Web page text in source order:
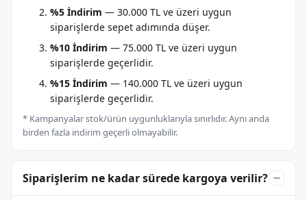
%5 İndirim — 30.000 TL ve üzeri uygun
siparişlerde sepet adımında düşer.
%10 İndirim — 75.000 TL ve üzeri uygun
siparişlerde geçerlidir.
%15 İndirim — 140.000 TL ve üzeri uygun
siparişlerde geçerlidir.
* Kampanyalar stok/ürün uygunluklarıyla sınırlıdır. Aynı anda
birden fazla indirim geçerli olmayabilir.
Siparişlerim ne kadar sürede kargoya verilir?